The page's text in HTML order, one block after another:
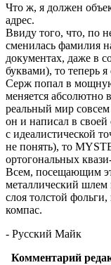
Что ж, я должен
адрес.
Ввиду того, что, по
сменилась фамилия
документах, даже в
буквами), то теперь
Серж попал в
меняется абсолютно
реальный мир совсем
он и написал в своей
с идеалистической
не понять), то
ортогональных
Всем, посещающим
металлический шлем
слоя толстой
компас.
- Русский Майк
Комментарий